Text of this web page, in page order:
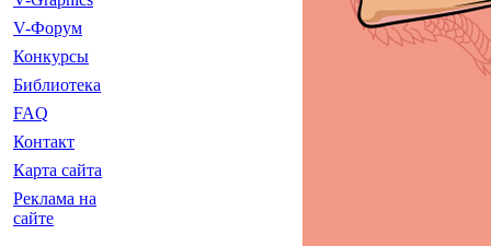
V-Форум
Конкурсы
Библиотека
FAQ
Контакт
Карта сайта
Реклама на
сайте